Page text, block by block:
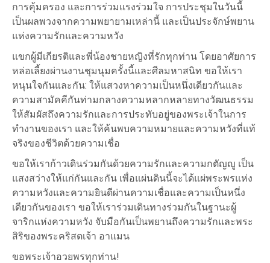
การคุ้มครอง และการร่วมแรงร่วมใจ การประชุมในวันนี้
เป็นผลพวงจากความพยายามเหล่านี้ และเป็นประจักษ์พยาน
แห่งความรักและความหวัง
แขกผู้มีเกียรติและพี่น้องชายหญิงที่รักทุกท่าน โดยอาศัยการ
หล่อเลี้ยงผ่านงานชุมนุมครั้งนี้และศีลมหาสนิท ขอให้เรา
หนุนใจกันและกัน: ให้แสวงหาความเป็นหนึ่งเดียวกันและ
ความสามัคคีกันท่ามกลางความหลากหลายทางวัฒนธรรม
ให้สัมผัสถึงความรักและการประทับอยู่ของพระเจ้าในการ
ทำงานของเรา และให้ค้นพบความหมายและความหวังที่แท้
จริงของชีวิตด้วยความเชื่อ
ขอให้เราก้าวเดินร่วมกันด้วยความรักและความกตัญญู เป็น
แสงสว่างให้แก่กันและกัน เพื่อแผ่นดินนี้จะได้แผ่พระพรแห่ง
ความหวังและความยินดีผ่านความเชื่อและความเป็นหนึ่ง
เดียวกันของเรา ขอให้เราร่วมเดินทางร่วมกันในฐานะผู้
จาริกแห่งความหวัง จับมือกันเป็นพยานถึงความรักและพระ
สิริของพระคริสตเจ้า อาแมน
ขอพระเจ้าอวยพรทุกท่าน!